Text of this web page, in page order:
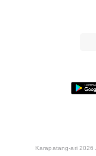
Karapatang-ari 2026